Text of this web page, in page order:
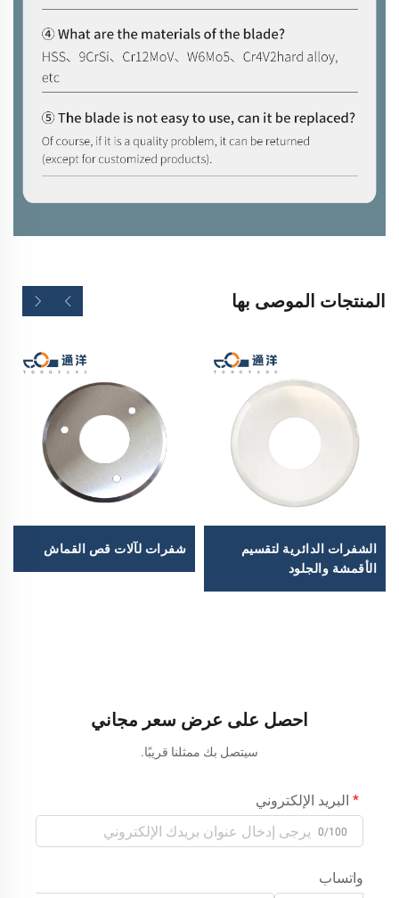
المنتجات الموصى بها
الشفرات الدائرية لتقسيم
الأقمشة والجلود
شفرات لآلات قص القماش
احصل على عرض سعر مجاني
سيتصل بك ممثلنا قريبًا.
البريد الإلكتروني
0/100
واتساب